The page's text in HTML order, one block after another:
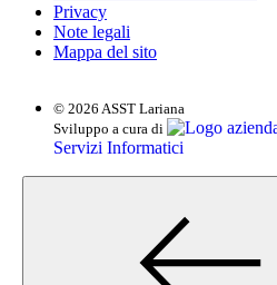
Privacy
Note legali
Mappa del sito
© 2026 ASST Lariana
Sviluppo a cura di
Servizi Informatici